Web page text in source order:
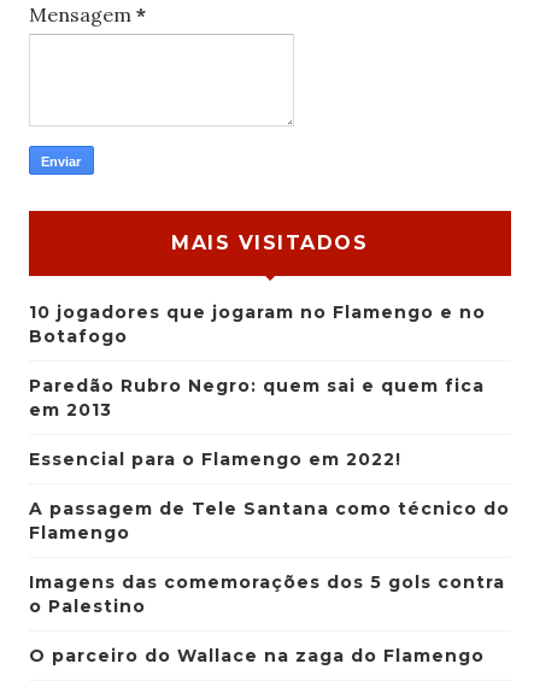
Mensagem *
MAIS VISITADOS
10 jogadores que jogaram no Flamengo e no
Botafogo
Paredão Rubro Negro: quem sai e quem fica
em 2013
Essencial para o Flamengo em 2022!
A passagem de Tele Santana como técnico do
Flamengo
Imagens das comemorações dos 5 gols contra
o Palestino
O parceiro do Wallace na zaga do Flamengo